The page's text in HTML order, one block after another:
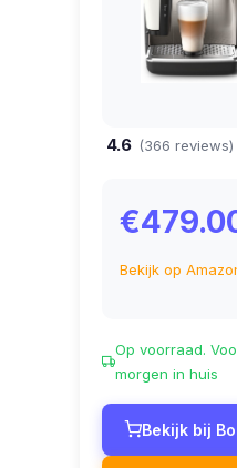
4.6 (366 reviews)
Bekijk op
Op voorraad.
morgen in huis
Bekijk bij